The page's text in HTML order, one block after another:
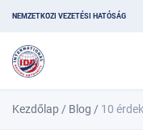
NEMZETKÖZI VEZETÉSI HATÓSÁG
Kezdőlap / Blog / 10